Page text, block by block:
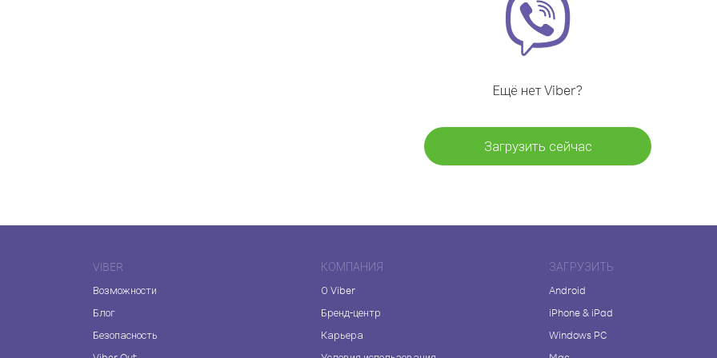
Ещё нет Viber?
Загрузить сейчас
VIBER
Возможности
Блог
Безопасность
КОМПАНИЯ
О Viber
Бренд-центр
Карьера
ЗАГРУЗИТЬ
Android
iPhone & iPad
Windows PC